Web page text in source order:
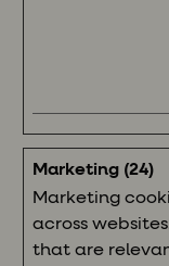
Marketing (24)
Marketing
across
that are